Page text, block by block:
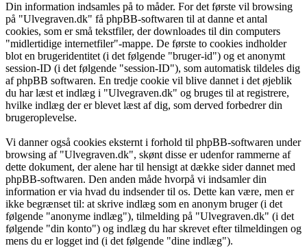
Din information indsamles på to måder. For det første vil browsing
på "Ulvegraven.dk" få phpBB-softwaren til at danne et antal
cookies, som er små tekstfiler, der downloades til din computers
"midlertidige internetfiler"-mappe. De første to cookies indholder
blot en brugeridentitet (i det følgende "bruger-id") og et anonymt
session-ID (i det følgende "session-ID"), som automatisk tildeles dig
af phpBB softwaren. En tredje cookie vil blive dannet i det øjeblik
du har læst et indlæg i "Ulvegraven.dk" og bruges til at registrere,
hvilke indlæg der er blevet læst af dig, som derved forbedrer din
brugeroplevelse.
Vi danner også cookies eksternt i forhold til phpBB-softwaren under
browsing af "Ulvegraven.dk", skønt disse er udenfor rammerne af
dette dokument, der alene har til hensigt at dække sider dannet med
phpBB-softwaren. Den anden måde hvorpå vi indsamler din
information er via hvad du indsender til os. Dette kan være, men er
ikke begrænset til: at skrive indlæg som en anonym bruger (i det
følgende "anonyme indlæg"), tilmelding på "Ulvegraven.dk" (i det
følgende "din konto") og indlæg du har skrevet efter tilmeldingen og
mens du er logget ind (i det følgende "dine indlæg").